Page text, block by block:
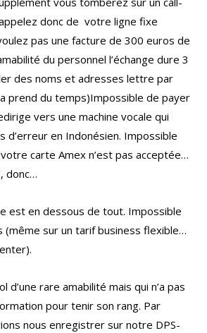
donc de votre ligne fixe
pas une facture de 300 euros de
du personnel l’échange dure 3
des noms et adresses lettre par
prend du temps)Impossible de payer
vers une machine vocale qui
d’erreur en Indonésien. Impossible
carte Amex n’est pas acceptée…
donc…
est en dessous de tout. Impossible
(même sur un tarif business flexible…
d’une rare amabilité mais qui n’a pas
pour tenir son rang. Par
nous enregistrer sur notre DPS-